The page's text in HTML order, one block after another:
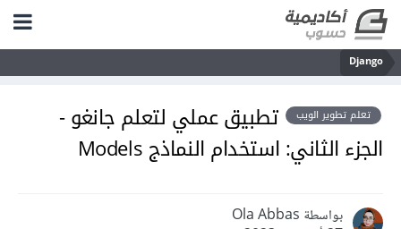
Django
تعلم تطوير الويب
تطبيق عملي لتعلم جانغو -
الجزء الثاني: استخدام النماذج Models
بواسطة Ola Abbas